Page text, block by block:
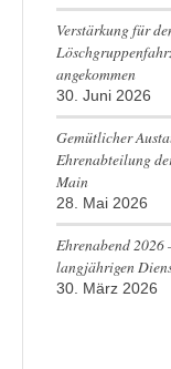
Verstärkung für
angekommen
30. Juni 2026
Gemütlicher
Ehrenabteilung
Main
28. Mai 2026
Ehrenabend 2026
langjährigen
30. März 2026